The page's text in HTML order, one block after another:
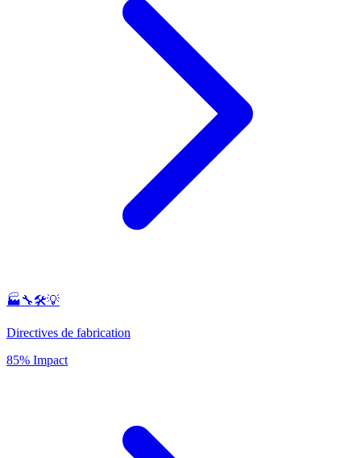
🏭🔧🛠️💡
Directives de fabrication
85% Impact